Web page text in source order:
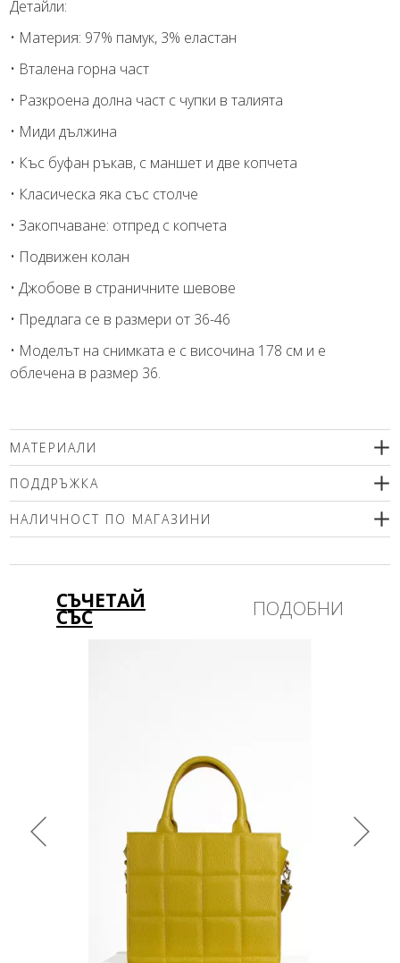
Детайли:
• Материя: 97% памук, 3% еластан
• Вталена горна част
• Разкроена долна част с чупки в талията
• Миди дължина
• Къс буфан ръкав, с маншет и две копчета
• Класическа яка със столче
• Закопчаване: отпред с копчета
• Подвижен колан
• Джобове в страничните шевове
• Предлага се в размери от 36-46
• Моделът на снимката е с височина 178 см и е
облечена в размер 36.
МАТЕРИАЛИ
ПОДДРЪЖКА
НАЛИЧНОСТ ПО МАГАЗИНИ
СЪЧЕТАЙ
СЪС ПОДОБНИ